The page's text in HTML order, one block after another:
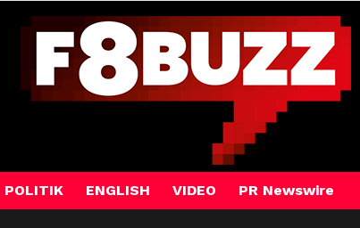
POLITIK ENGLISH VIDEO PR Newswire